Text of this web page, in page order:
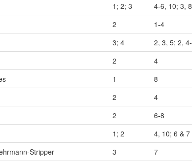
1; 2; 3
4-6, 10; 3,
2
1-4
3; 4
2, 3, 5; 2,
2
4
1
8
2
4
2
6-8
1; 2
4, 10; 6 & 7
Stripper 3
7